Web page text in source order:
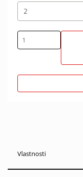
2
Vlastnosti